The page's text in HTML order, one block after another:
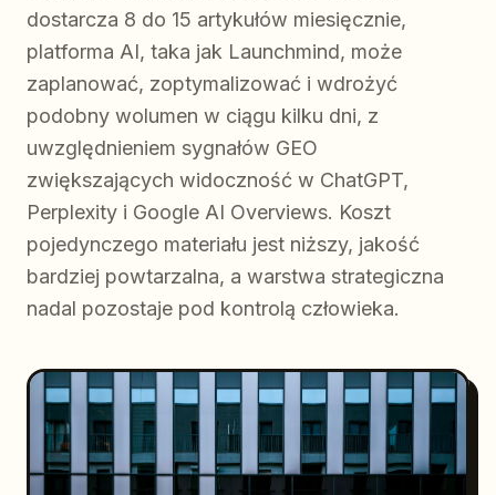
dostarcza 8 do 15 artykułów miesięcznie,
platforma AI, taka jak Launchmind, może
zaplanować, zoptymalizować i wdrożyć
podobny wolumen w ciągu kilku dni, z
uwzględnieniem sygnałów GEO
zwiększających widoczność w ChatGPT,
Perplexity i Google AI Overviews. Koszt
pojedynczego materiału jest niższy, jakość
bardziej powtarzalna, a warstwa strategiczna
nadal pozostaje pod kontrolą człowieka.